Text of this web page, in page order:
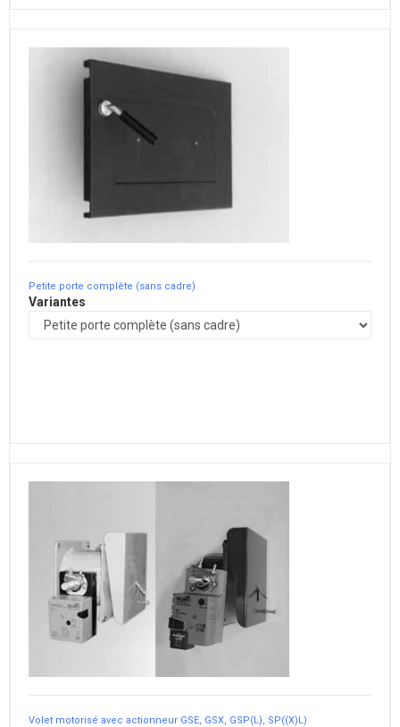
Petite porte complète (sans cadre)
Variantes
Volet motorisé avec actionneur GSE, GSX, GSP(L), SP((X)L)